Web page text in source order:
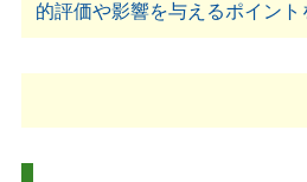
的評価や影響を与えるポイント